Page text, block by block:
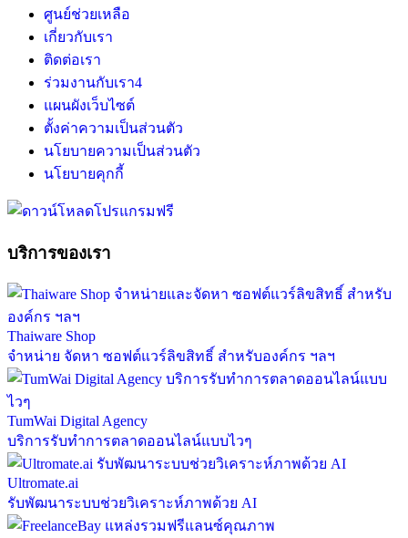
ศูนย์ช่วยเหลือ
เกี่ยวกับเรา
ติดต่อเรา
ร่วมงานกับเรา4
แผนผังเว็บไซต์
ตั้งค่าความเป็นส่วนตัว
นโยบายความเป็นส่วนตัว
นโยบายคุกกี้
บริการของเรา
Thaiware Shop
จำหน่าย จัดหา ซอฟต์แวร์ลิขสิทธิ์ สำหรับองค์กร ฯลฯ
TumWai Digital Agency
บริการรับทำการตลาดออนไลน์แบบไวๆ
Ultromate.ai
รับพัฒนาระบบช่วยวิเคราะห์ภาพด้วย AI